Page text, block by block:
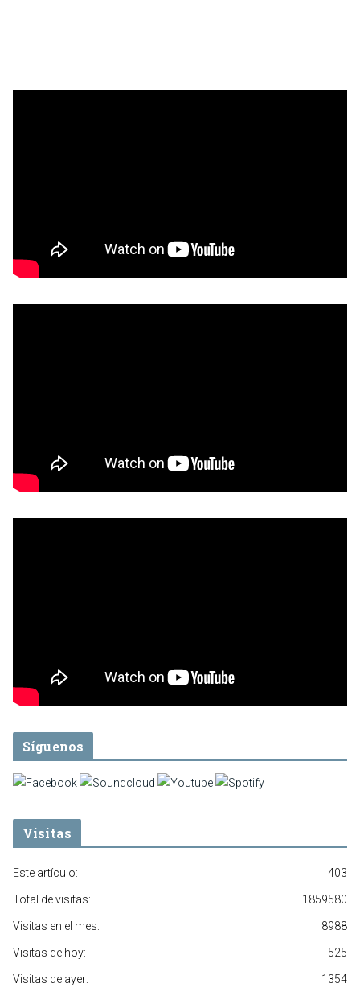
Síguenos
Visitas
403
Este artículo:
1859580
Total de visitas:
8988
Visitas en el mes:
525
Visitas de hoy:
1354
Visitas de ayer: